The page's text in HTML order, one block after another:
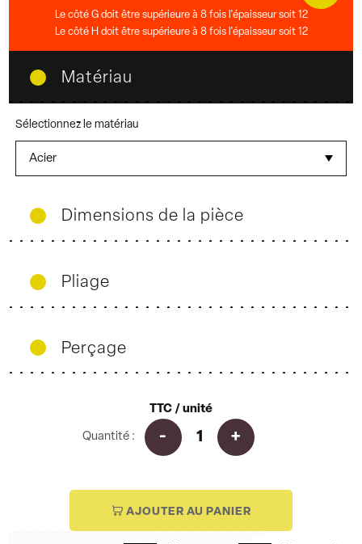
Le côté G doit être supérieure à 8 fois l'épaisseur soit 12
Le côté H doit être supérieure à 8 fois l'épaisseur soit 12
Matériau
Sélectionnez le matériau
Dimensions de la pièce
Pliage
Perçage
TTC / unité
Quantité :
i AJOUTER AU PANIER